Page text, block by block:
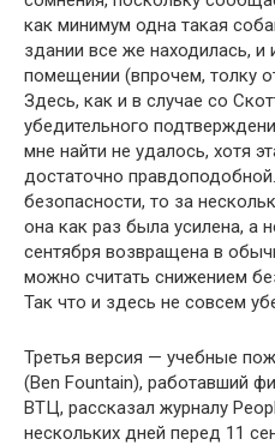
как минимум одна такая
здании все же находилась,
помещении (впрочем, толку
Здесь, как и в случае со
убедительного
мне найти не удалось, хотя
достаточно
безопасности, то за
она как раз была усилена, а
сентября возвращена в
можно считать снижением
Так что и здесь не совсем
Третья версия — учебные
(Ben Fountain), работавший
ВТЦ, рассказал журналу
нескольких дней перед 11